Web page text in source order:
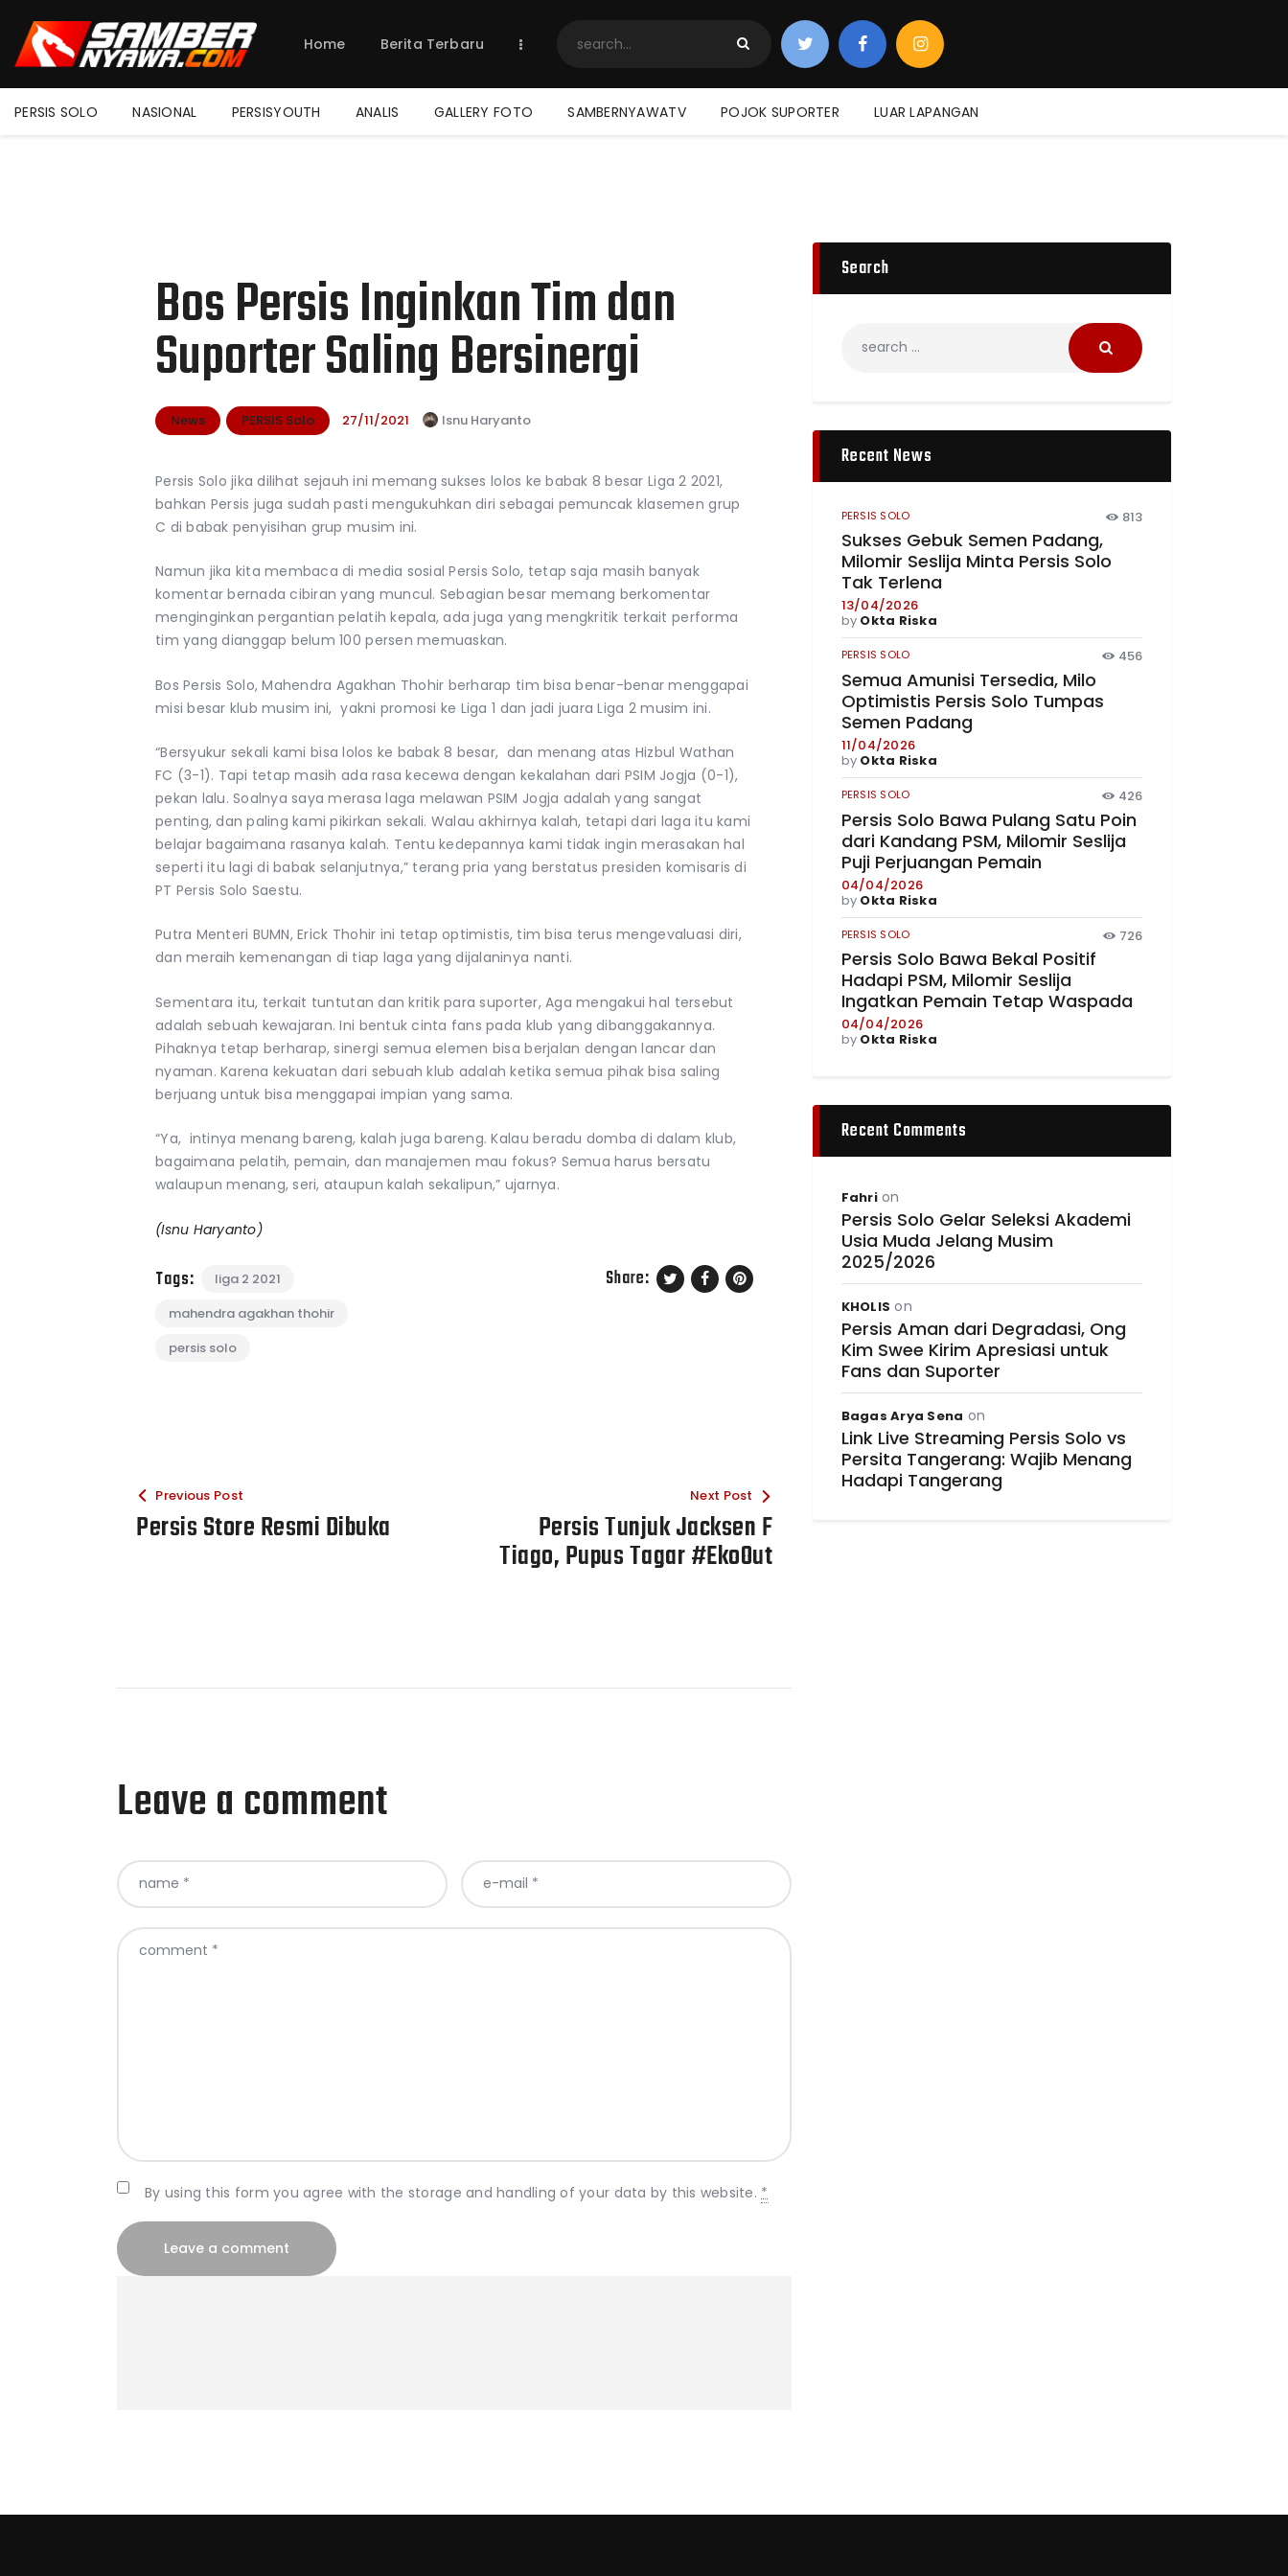
Home Berita Terbaru
PERSIS SOLO NASIONAL PERSISYOUTH ANALIS GALLERY FOTO SAMBERNYAWATV POJOK SUPORTER LUAR LAPANGAN
Berita Terbaru
Jadwal & Hasil
Klasemen
Bos Persis Inginkan Tim dan
Suporter Saling Bersinergi
News PERSIS Solo 27/11/2021 Isnu Haryanto
Persis Solo jika dilihat sejauh ini memang sukses lolos ke babak 8 besar Liga 2 2021,
bahkan Persis juga sudah pasti mengukuhkan diri sebagai pemuncak klasemen grup
C di babak penyisihan grup musim ini.
Namun jika kita membaca di media sosial Persis Solo, tetap saja masih banyak
komentar bernada cibiran yang muncul. Sebagian besar memang berkomentar
menginginkan pergantian pelatih kepala, ada juga yang mengkritik terkait performa
tim yang dianggap belum 100 persen memuaskan.
Bos Persis Solo, Mahendra Agakhan Thohir berharap tim bisa benar-benar menggapai
misi besar klub musim ini, yakni promosi ke Liga 1 dan jadi juara Liga 2 musim ini.
“Bersyukur sekali kami bisa lolos ke babak 8 besar, dan menang atas Hizbul Wathan
FC (3-1). Tapi tetap masih ada rasa kecewa dengan kekalahan dari PSIM Jogja (0-1),
pekan lalu. Soalnya saya merasa laga melawan PSIM Jogja adalah yang sangat
penting, dan paling kami pikirkan sekali. Walau akhirnya kalah, tetapi dari laga itu kami
belajar bagaimana rasanya kalah. Tentu kedepannya kami tidak ingin merasakan hal
seperti itu lagi di babak selanjutnya,” terang pria yang berstatus presiden komisaris di
PT Persis Solo Saestu.
Putra Menteri BUMN, Erick Thohir ini tetap optimistis, tim bisa terus mengevaluasi diri,
dan meraih kemenangan di tiap laga yang dijalaninya nanti.
Sementara itu, terkait tuntutan dan kritik para suporter, Aga mengakui hal tersebut
adalah sebuah kewajaran. Ini bentuk cinta fans pada klub yang dibanggakannya.
Pihaknya tetap berharap, sinergi semua elemen bisa berjalan dengan lancar dan
nyaman. Karena kekuatan dari sebuah klub adalah ketika semua pihak bisa saling
berjuang untuk bisa menggapai impian yang sama.
“Ya, intinya menang bareng, kalah juga bareng. Kalau beradu domba di dalam klub,
bagaimana pelatih, pemain, dan manajemen mau fokus? Semua harus bersatu
walaupun menang, seri, ataupun kalah sekalipun,” ujarnya.
(Isnu Haryanto)
Tags:
liga 2 2021
mahendra agakhan thohir
persis solo
Share:
Previous Post
Persis Store Resmi Dibuka
Next Post
Persis Tunjuk Jacksen F
Tiago, Pupus Tagar #EkoOut
Leave a comment
By using this form you agree with the storage and handling of your data by this website. *
Search
Recent News
PERSIS SOLO 813
Sukses Gebuk Semen Padang,
Milomir Seslija Minta Persis Solo
Tak Terlena
13/04/2026
by Okta Riska
PERSIS SOLO 456
Semua Amunisi Tersedia, Milo
Optimistis Persis Solo Tumpas
Semen Padang
11/04/2026
by Okta Riska
PERSIS SOLO 426
Persis Solo Bawa Pulang Satu Poin
dari Kandang PSM, Milomir Seslija
Puji Perjuangan Pemain
04/04/2026
by Okta Riska
PERSIS SOLO 726
Persis Solo Bawa Bekal Positif
Hadapi PSM, Milomir Seslija
Ingatkan Pemain Tetap Waspada
04/04/2026
by Okta Riska
Recent Comments
Fahrion
Persis Solo Gelar Seleksi Akademi
Usia Muda Jelang Musim
2025/2026
KHOLIS on
Persis Aman dari Degradasi, Ong
Kim Swee Kirim Apresiasi untuk
Fans dan Suporter
Bagas Arya Sena on
Link Live Streaming Persis Solo vs
Persita Tangerang: Wajib Menang
Hadapi Tangerang